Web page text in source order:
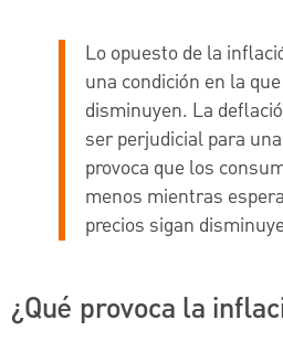
Lo opuesto de la
una condición en la
disminuyen. La
ser perjudicial para
provoca que los
menos mientras
precios sigan
¿Qué provoca la